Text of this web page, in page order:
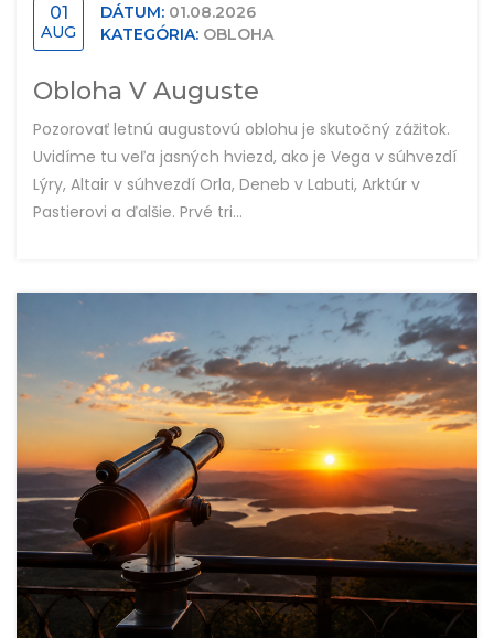
01
AUG
DÁTUM: 01.08.2026
KATEGÓRIA: OBLOHA
Obloha V Auguste
Pozorovať letnú augustovú oblohu je skutočný zážitok.
Uvidíme tu veľa jasných hviezd, ako je Vega v súhvezdí
Lýry, Altair v súhvezdí Orla, Deneb v Labuti, Arktúr v
Pastierovi a ďalšie. Prvé tri...